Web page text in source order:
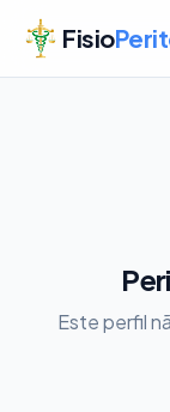
Fisio
Este perfil